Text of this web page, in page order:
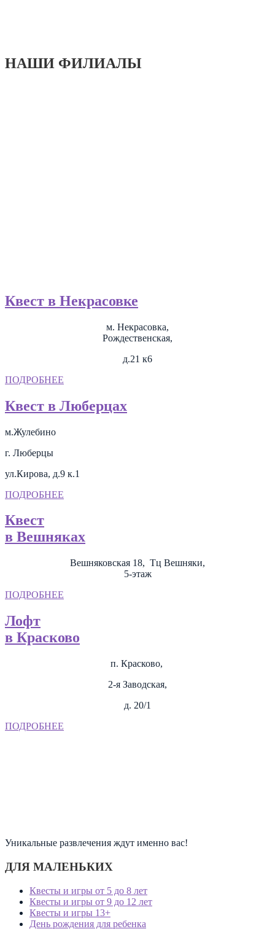
НАШИ ФИЛИАЛЫ
Квест в Некрасовке
м. Некрасовка,
Рождественская,
д.21 к6
ПОДРОБНЕЕ
Квест в Люберцах
м.Жулебино
г. Люберцы
ул.Кирова, д.9 к.1
ПОДРОБНЕЕ
Квест
в Вешняках
Вешняковская 18, Тц Вешняки,
5-этаж
ПОДРОБНЕЕ
Лофт
в Красково
п. Красково,
2-я Заводская,
д. 20/1
ПОДРОБНЕЕ
Уникальные развлечения ждут именно вас!
ДЛЯ МАЛЕНЬКИХ
Квесты и игры от 5 до 8 лет
Квесты и игры от 9 до 12 лет
Квесты и игры 13+
День рождения для ребенка